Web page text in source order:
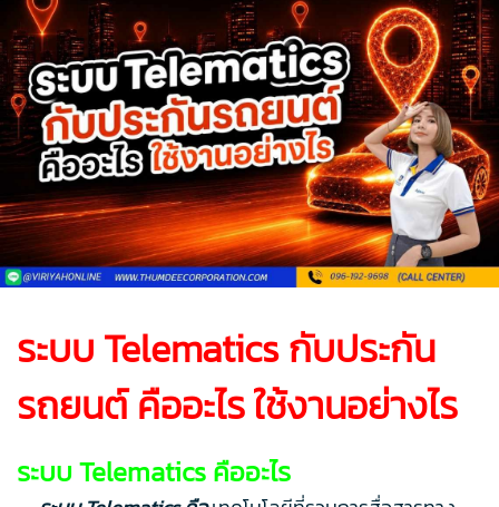
ระบบ Telematics กับประกัน
รถยนต์ คืออะไร ใช้งานอย่างไร
ระบบ Telematics คืออะไร